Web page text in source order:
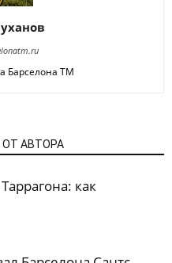
Барселона ТМ
АВТОРА
как